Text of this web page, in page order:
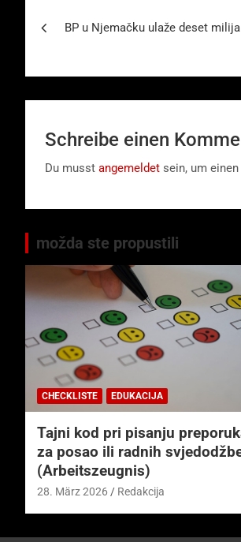
BP u Njemačku ulaže deset
Schreibe einen
Du musst angemeldet sein, um
možda ste propustili
CHECKLISTE EDUKACIJA
Tajni kod pri pisanju
za posao ili radnih
(Arbeitszeugnis)
28. März 2026 Redakcija